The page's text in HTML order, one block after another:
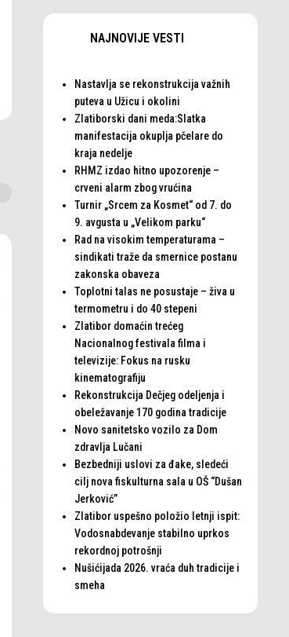
NAJNOVIJE VESTI
Nastavlja se rekonstrukcija važnih
puteva u Užicu i okolini
Zlatiborski dani meda:Slatka
manifestacija okuplja pčelare do
kraja nedelje
RHMZ izdao hitno upozorenje –
crveni alarm zbog vrućina
Turnir „Srcem za Kosmet“ od 7. do
9. avgusta u „Velikom parku“
Rad na visokim temperaturama –
sindikati traže da smernice postanu
zakonska obaveza
Toplotni talas ne posustaje – živa u
termometru i do 40 stepeni
Zlatibor domaćin trećeg
Nacionalnog festivala filma i
televizije: Fokus na rusku
kinematografiju
Rekonstrukcija Dečjeg odeljenja i
obeležavanje 170 godina tradicije
Novo sanitetsko vozilo za Dom
zdravlja Lučani
Bezbedniji uslovi za đake, sledeći
cilj nova fiskulturna sala u OŠ “Dušan
Jerković”
Zlatibor uspešno položio letnji ispit:
Vodosnabdevanje stabilno uprkos
rekordnoj potrošnji
Nušićijada 2026. vraća duh tradicije i
smeha